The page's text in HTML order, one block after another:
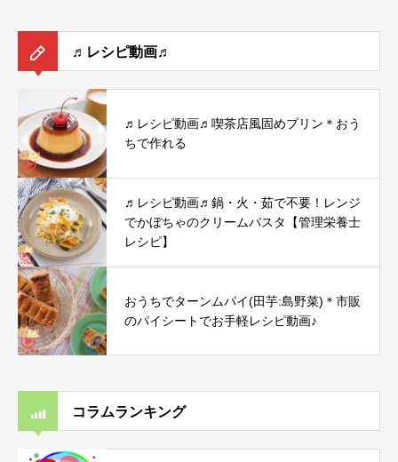
♬レシピ動画♬
♬レシピ動画♬喫茶店風固めプリン＊おう
ちで作れる
♬レシピ動画♬鍋・火・茹で不要！レンジ
でかぼちゃのクリームパスタ【管理栄養士
レシピ】
おうちでターンムパイ(田芋:島野菜)＊市販
のパイシートでお手軽レシピ動画♪
コラムランキング